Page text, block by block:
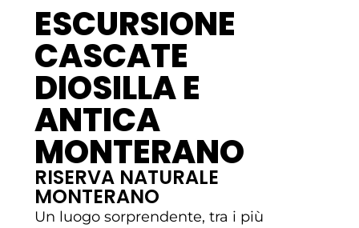
ESCURSIONE
CASCATE
DIOSILLA E
ANTICA
MONTERANO
RISERVA NATURALE
MONTERANO
Un luogo sorprendente, tra i più